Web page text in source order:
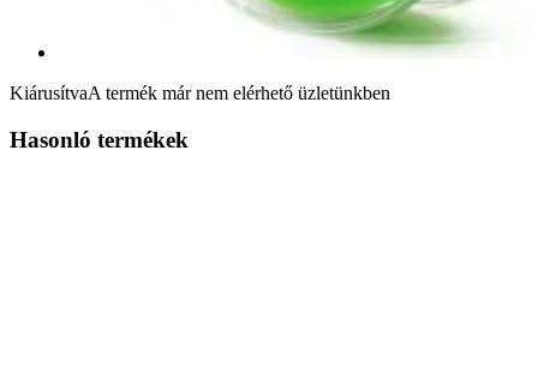
KiárusítvaA termék már nem elérhető üzletünkben
Hasonló termékek